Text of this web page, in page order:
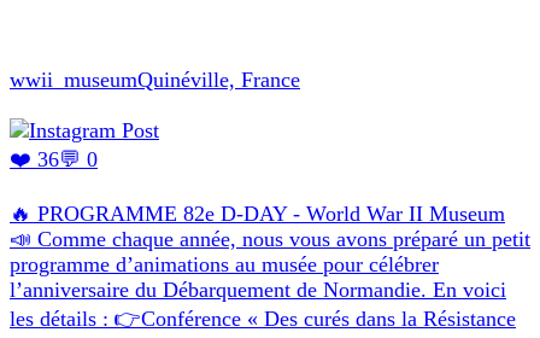
wwii_museumQuinéville, France
❤️ 36💬 0
🔥 PROGRAMME 82e D-DAY - World War II Museum
📣 Comme chaque année, nous vous avons préparé un petit
programme d’animations au musée pour célébrer
l’anniversaire du Débarquement de Normandie. En voici
les détails : 👉Conférence « Des curés dans la Résistance